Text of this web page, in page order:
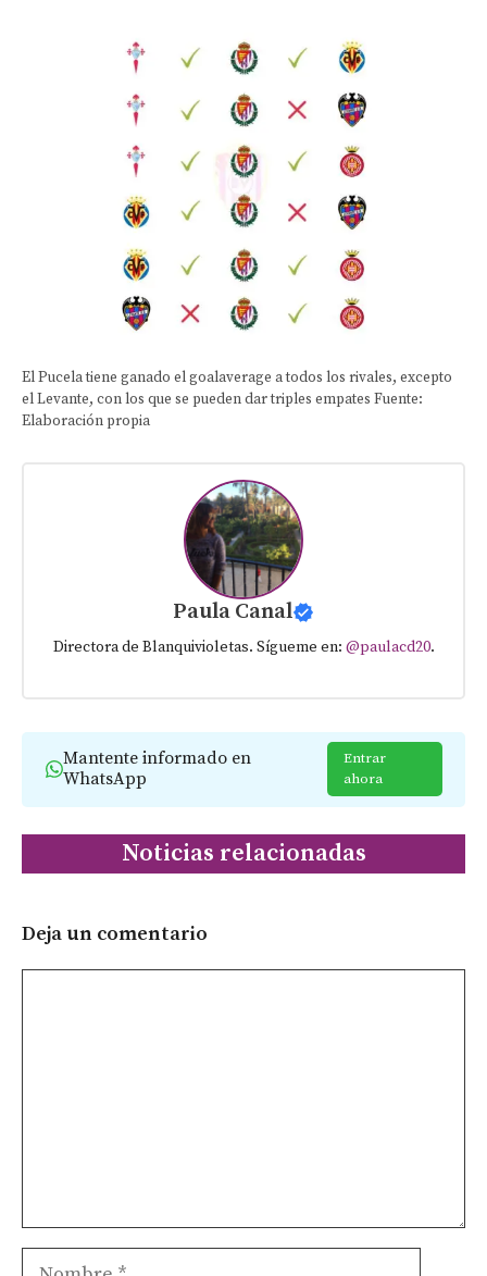
El Pucela tiene ganado el goalaverage a todos los rivales, excepto
el Levante, con los que se pueden dar triples empates Fuente:
Elaboración propia
Paula Canal
Directora de Blanquivioletas. Sígueme en: @paulacd20.
Mantente informado en
WhatsApp
Entrar
ahora
Noticias relacionadas
Deja un comentario
Nombre